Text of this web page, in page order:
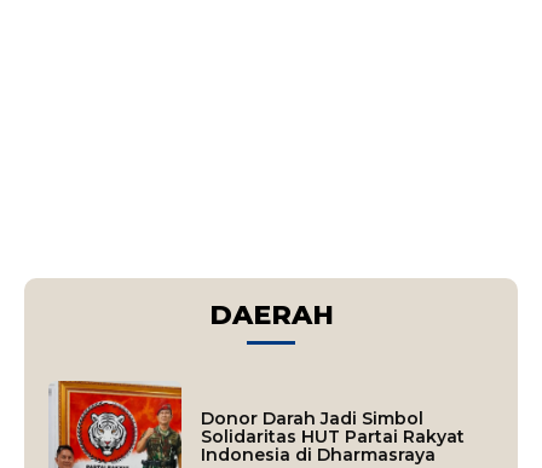
DAERAH
Donor Darah Jadi Simbol
Solidaritas HUT Partai Rakyat
Indonesia di Dharmasraya